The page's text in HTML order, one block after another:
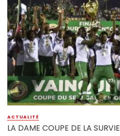
ACTUALITÉ
LA DAME COUPE DE LA SURVIE